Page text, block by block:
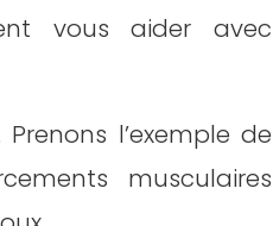
vous aider avec
Prenons l’exemple de
musculaires